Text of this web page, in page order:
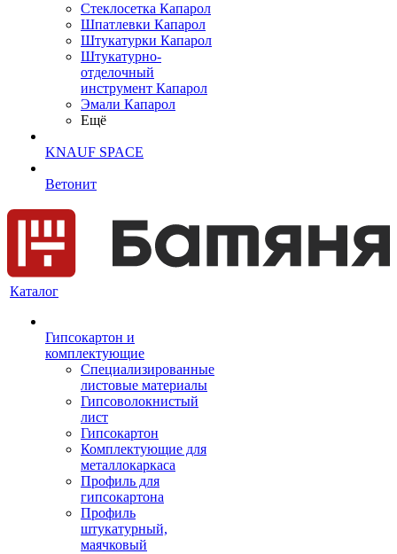
Cтеклосетка Капарол
Шпатлевки Капарол
Штукатурки Капарол
Штукатурно-
отделочный
инструмент Капарол
Эмали Капарол
Ещё
KNAUF SPACE
Ветонит
Каталог
Гипсокартон и
комплектующие
Специализированные
листовые материалы
Гипсоволокнистый
лист
Гипсокартон
Комплектующие для
металлокаркаса
Профиль для
гипсокартона
Профиль
штукатурный,
маячковый